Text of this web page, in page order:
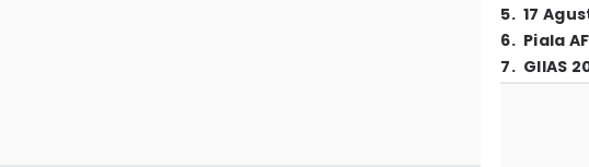
5. 17
6. Piala
7. GIIAS